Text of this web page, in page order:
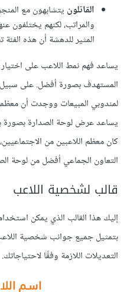
القاتلون يتشابهون مع
والمراتب، لكنهم يختلفون
المثير للدهشة أن هذه الفئة تشكل أقل
يساعد فهم نمط اللاعب على
المستهدف بصورة أفضل. على سبيل
لمندوبي المبيعات ووجدت أن
يساعد عرض لوحة الصدارة بصورة
كان معظم اللاعبين من
التعاون الجماعي أفضل من لوحة
قالب لشخصية اللاعب
إليك هذا القالب الذي يمكن
بتمثيل جميع جوانب شخصية
التعديلات اللازمة وفقًا لاحتياجاتك.